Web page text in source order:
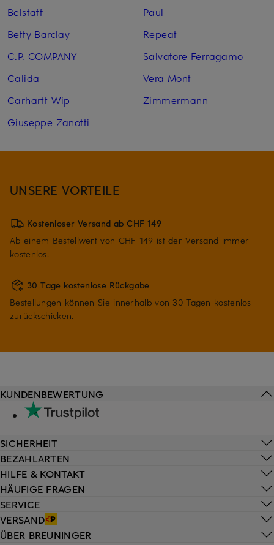
Belstaff
Betty Barclay
C.P. COMPANY
Calida
Carhartt Wip
Giuseppe Zanotti
Paul
Repeat
Salvatore Ferragamo
Vera Mont
Zimmermann
UNSERE VORTEILE
Kostenloser Versand ab CHF 149
Ab einem Bestellwert von CHF 149 ist der Versand immer
kostenlos.
30 Tage kostenlose Rückgabe
Bestellungen können Sie innerhalb von 30 Tagen kostenlos
zurückschicken.
HILFE & KONTAKT
HÄUFIGE FRAGEN
SERVICE
VERSAND
KUNDENBEWERTUNG
SICHERHEIT
BEZAHLARTEN
ÜBER BREUNINGER